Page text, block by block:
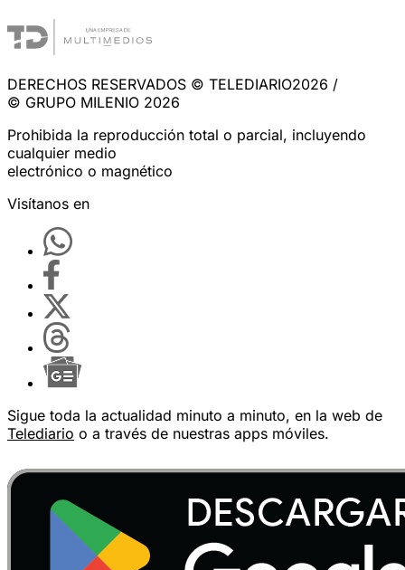
DERECHOS RESERVADOS © TELEDIARIO2026 /
© GRUPO MILENIO 2026
Prohibida la reproducción total o parcial, incluyendo
cualquier medio
electrónico o magnético
Visítanos en
Sigue toda la actualidad minuto a minuto, en la web de
Telediario o a través de nuestras apps móviles.